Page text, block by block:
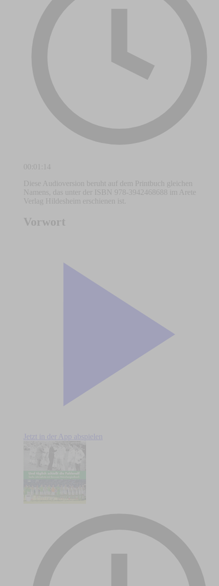
00:01:14
Diese Audioversion beruht auf dem Printbuch gleichen
Namens, das unter der ISBN 978-3942468688 im Arete
Verlag Hildesheim erschienen ist.
Vorwort
Jetzt in der App abspielen